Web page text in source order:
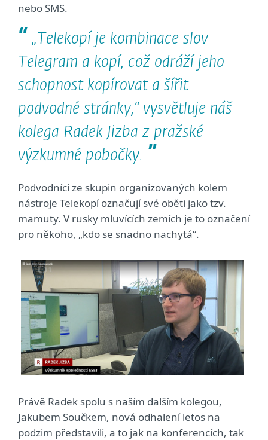
nebo SMS.
„Telekopí je kombinace slov
Telegram a kopí, což odráží jeho
schopnost kopírovat a šířit
podvodné stránky,“ vysvětluje náš
kolega Radek Jizba z pražské
výzkumné pobočky.
Podvodníci ze skupin organizovaných kolem
nástroje Telekopí označují své oběti jako tzv.
mamuty. V rusky mluvících zemích je to označení
pro někoho, „kdo se snadno nachytá“.
Právě Radek spolu s naším dalším kolegou,
Jakubem Součkem, nová odhalení letos na
podzim představili, a to jak na konferencích, tak